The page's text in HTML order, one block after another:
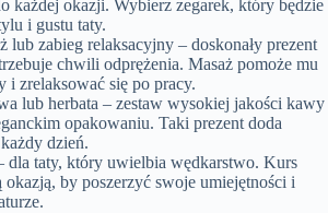
każdej okazji. Wybierz zegarek, który będzie
i gustu taty.
lub zabieg relaksacyjny – doskonały prezent
chwili odprężenia. Masaż pomoże mu
i zrelaksować się po pracy.
lub herbata – zestaw wysokiej jakości kawy
opakowaniu. Taki prezent doda
dzień.
dla taty, który uwielbia wędkarstwo. Kurs
okazją, by poszerzyć swoje umiejętności i